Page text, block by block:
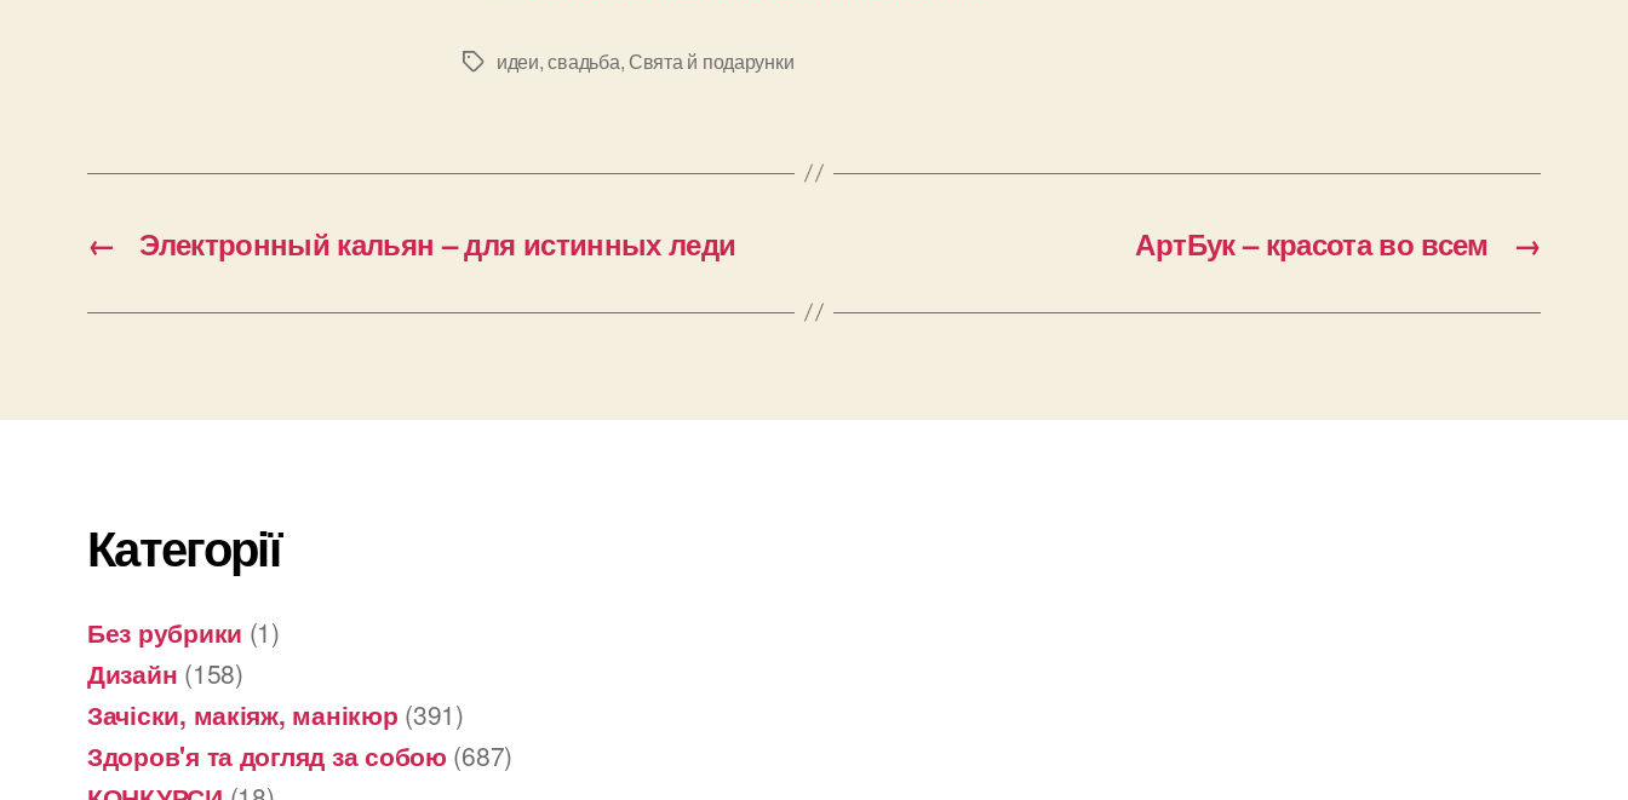
Позначки
идеи,свадьба, Свята й подарунки
← Электронный кальян – для истинных леди →
АртБук – красота во всем
Категорії
Без рубрики (1)
Дизайн (158)
Зачіски, макіяж, манікюр (391)
Здоров'я та догляд за собою (687)